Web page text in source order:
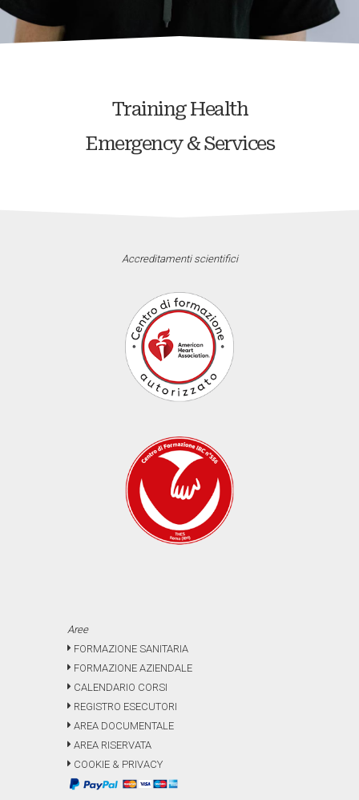
Training Health
Emergency & Services
Accreditamenti scientifici
Aree
FORMAZIONE SANITARIA
FORMAZIONE AZIENDALE
CALENDARIO CORSI
REGISTRO ESECUTORI
AREA DOCUMENTALE
AREA RISERVATA
COOKIE & PRIVACY